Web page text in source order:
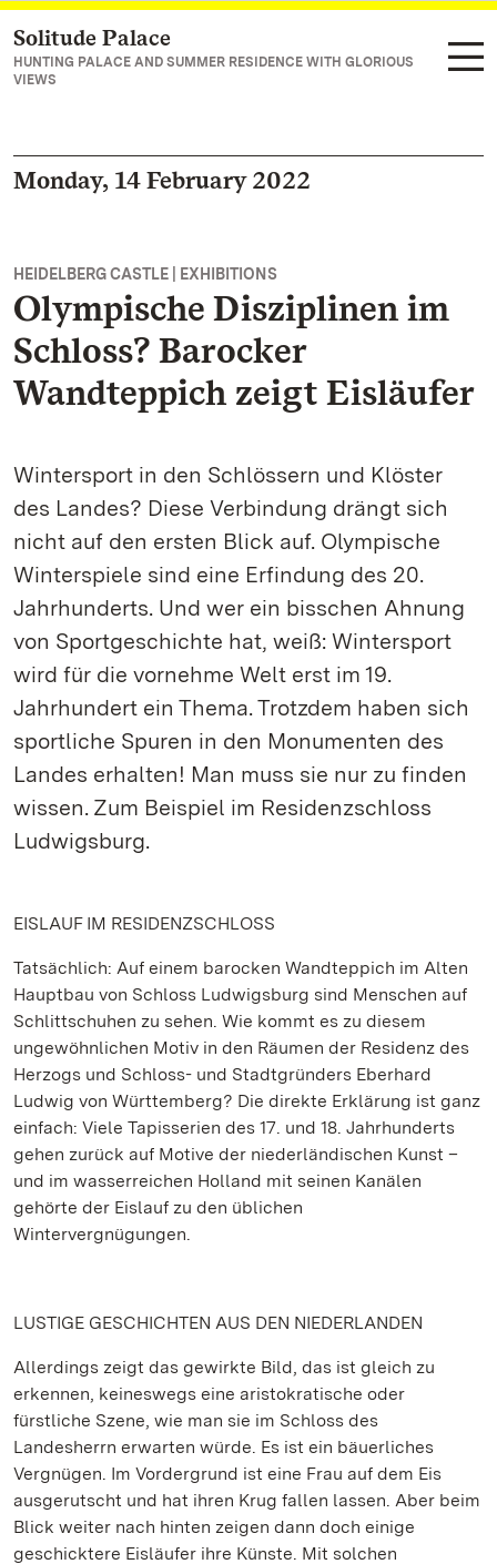
Navigate to main page
Solitude Palace
HUNTING PALACE AND SUMMER RESIDENCE WITH GLORIOUS
VIEWS
Monday, 14 February 2022
HEIDELBERG CASTLE | EXHIBITIONS
Olympische Disziplinen im
Schloss? Barocker
Wandteppich zeigt Eisläufer
Wintersport in den Schlössern und Klöster
des Landes? Diese Verbindung drängt sich
nicht auf den ersten Blick auf. Olympische
Winterspiele sind eine Erfindung des 20.
Jahrhunderts. Und wer ein bisschen Ahnung
von Sportgeschichte hat, weiß: Wintersport
wird für die vornehme Welt erst im 19.
Jahrhundert ein Thema. Trotzdem haben sich
sportliche Spuren in den Monumenten des
Landes erhalten! Man muss sie nur zu finden
wissen. Zum Beispiel im Residenzschloss
Ludwigsburg.
EISLAUF IM RESIDENZSCHLOSS
Tatsächlich: Auf einem barocken Wandteppich im Alten
Hauptbau von Schloss Ludwigsburg sind Menschen auf
Schlittschuhen zu sehen. Wie kommt es zu diesem
ungewöhnlichen Motiv in den Räumen der Residenz des
Herzogs und Schloss- und Stadtgründers Eberhard
Ludwig von Württemberg? Die direkte Erklärung ist ganz
einfach: Viele Tapisserien des 17. und 18. Jahrhunderts
gehen zurück auf Motive der niederländischen Kunst –
und im wasserreichen Holland mit seinen Kanälen
gehörte der Eislauf zu den üblichen
Wintervergnügungen.
LUSTIGE GESCHICHTEN AUS DEN NIEDERLANDEN
Allerdings zeigt das gewirkte Bild, das ist gleich zu
erkennen, keineswegs eine aristokratische oder
fürstliche Szene, wie man sie im Schloss des
Landesherrn erwarten würde. Es ist ein bäuerliches
Vergnügen. Im Vordergrund ist eine Frau auf dem Eis
ausgerutscht und hat ihren Krug fallen lassen. Aber beim
Blick weiter nach hinten zeigen dann doch einige
geschicktere Eisläufer ihre Künste. Mit solchen